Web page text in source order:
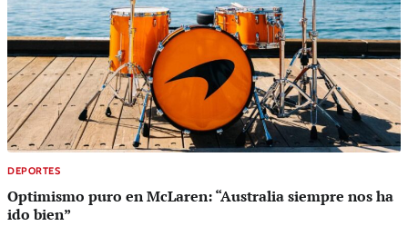
DEPORTES
Optimismo puro en McLaren: “Australia siempre nos ha
ido bien”